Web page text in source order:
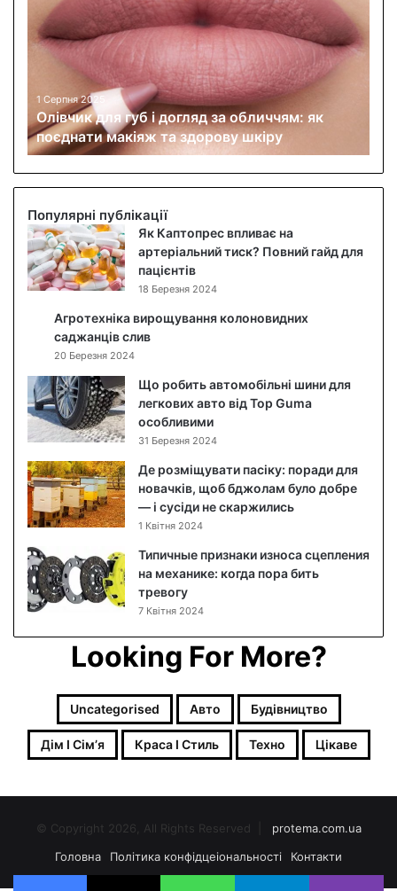
ч
я
г
у
б
і
д
о
г
л
о
б
л
и
ч
я
м
:
я
к
п
о
д
м
1 Серпня 2025
Олівчик для губ і догляд за обличчям: як
поєднати макіяж та здорову шкіру
Популярні публікації
Як Каптопрес впливає на
артеріальний тиск? Повний гайд для
пацієнтів
18 Березня 2024
Агротехніка вирощування колоновидних
саджанців слив
20 Березня 2024
Що робить автомобільні шини для
легкових авто від Top Guma
особливими
31 Березня 2024
Де розміщувати пасіку: поради для
новачків, щоб бджолам було добре
— і сусіди не скаржились
1 Квітня 2024
Типичные признаки износа сцепления
на механике: когда пора бить
тревогу
7 Квітня 2024
Looking For More?
Uncategorised Авто Будівництво
Дім І Сімʼя Краса І Стиль Техно Цікаве
© Copyright 2026, All Rights Reserved |
protema.com.ua
Головна
Політика конфідцеіональності Контакти